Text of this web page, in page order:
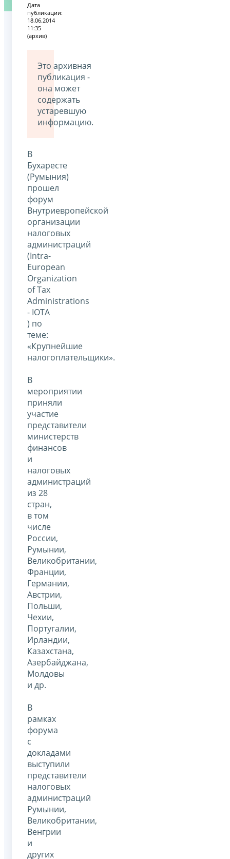
Дата
публикации:
18.06.2014
11:35
(архив)
Это архивная
публикация -
она может
содержать
устаревшую
информацию.
В
Бухаресте
(Румыния)
прошел
форум
Внутриевропейской
организации
налоговых
администраций
(Intra-
European
Organization
of Tax
Administrations
- IOTA
) по
теме:
«Крупнейшие
налогоплательщики».
В
мероприятии
приняли
участие
представители
министерств
финансов
и
налоговых
администраций
из 28
стран,
в том
числе
России,
Румынии,
Великобритании,
Франции,
Германии,
Австрии,
Польши,
Чехии,
Португалии,
Ирландии,
Казахстана,
Азербайджана,
Молдовы
и др.
В
рамках
форума
с
докладами
выступили
представители
налоговых
администраций
Румынии,
Великобритании,
Венгрии
и
других